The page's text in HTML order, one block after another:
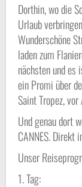
Dorthin, wo die
Urlaub
Wunderschöne
laden zum
nächsten und es
ein Promi über
Saint Tropez,
Und genau dort
CANNES. Direkt
Unser
1. Tag: